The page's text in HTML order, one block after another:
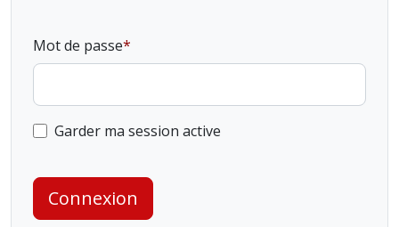
Mot de passe
Garder ma session active
Connexion